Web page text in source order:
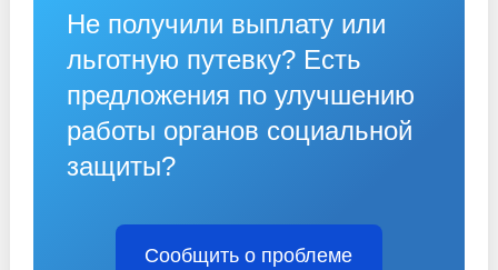
Не получили выплату или
льготную путевку? Есть
предложения по улучшению
работы органов социальной
защиты?
Сообщить о проблеме